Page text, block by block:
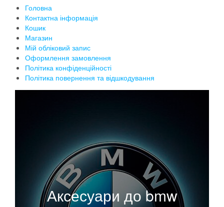
Головна
Контактна інформація
Кошик
Магазин
Мій обліковий запис
Оформлення замовлення
Політика конфіденційності
Політика повернення та відшкодування
Аксесуари до bmw